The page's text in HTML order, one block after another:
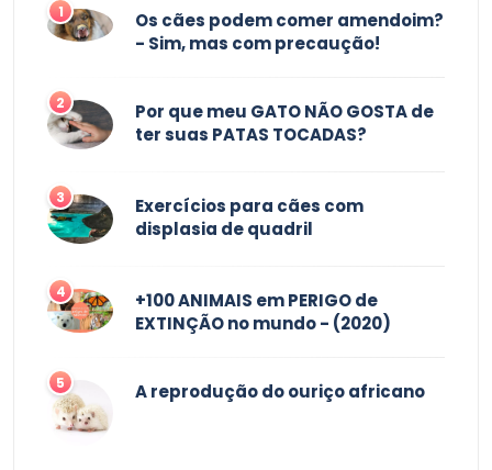
1
Os cães podem comer amendoim?
- Sim, mas com precaução!
2
Por que meu GATO NÃO GOSTA de
ter suas PATAS TOCADAS?
3
Exercícios para cães com
displasia de quadril
4
+100 ANIMAIS em PERIGO de
EXTINÇÃO no mundo - (2020)
5 A reprodução do ouriço africano